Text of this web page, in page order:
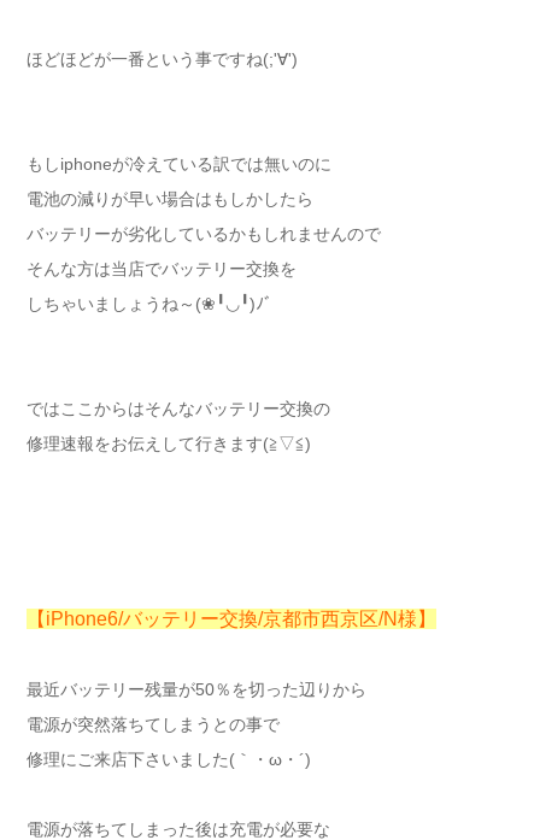
ほどほどが一番という事ですね(;'∀')
もしiphoneが冷えている訳では無いのに
電池の減りが早い場合はもしかしたら
バッテリーが劣化しているかもしれませんので
そんな方は当店でバッテリー交換を
しちゃいましょうね～(❀╹◡╹)ﾉﾞ
ではここからはそんなバッテリー交換の
修理速報をお伝えして行きます(≧▽≦)
【iPhone6/バッテリー交換/京都市西京区/N様】
最近バッテリー残量が50％を切った辺りから
電源が突然落ちてしまうとの事で
修理にご来店下さいました(｀・ω・´)ゞ
電源が落ちてしまった後は充電が必要な